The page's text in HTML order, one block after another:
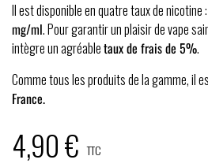
Il est disponible en quatre taux de nicotine :
mg/ml. Pour garantir un plaisir de vape
intègre un agréabletaux de frais de 5%.
Comme tous les produits de la gamme, il
France.
4,90 € TTC